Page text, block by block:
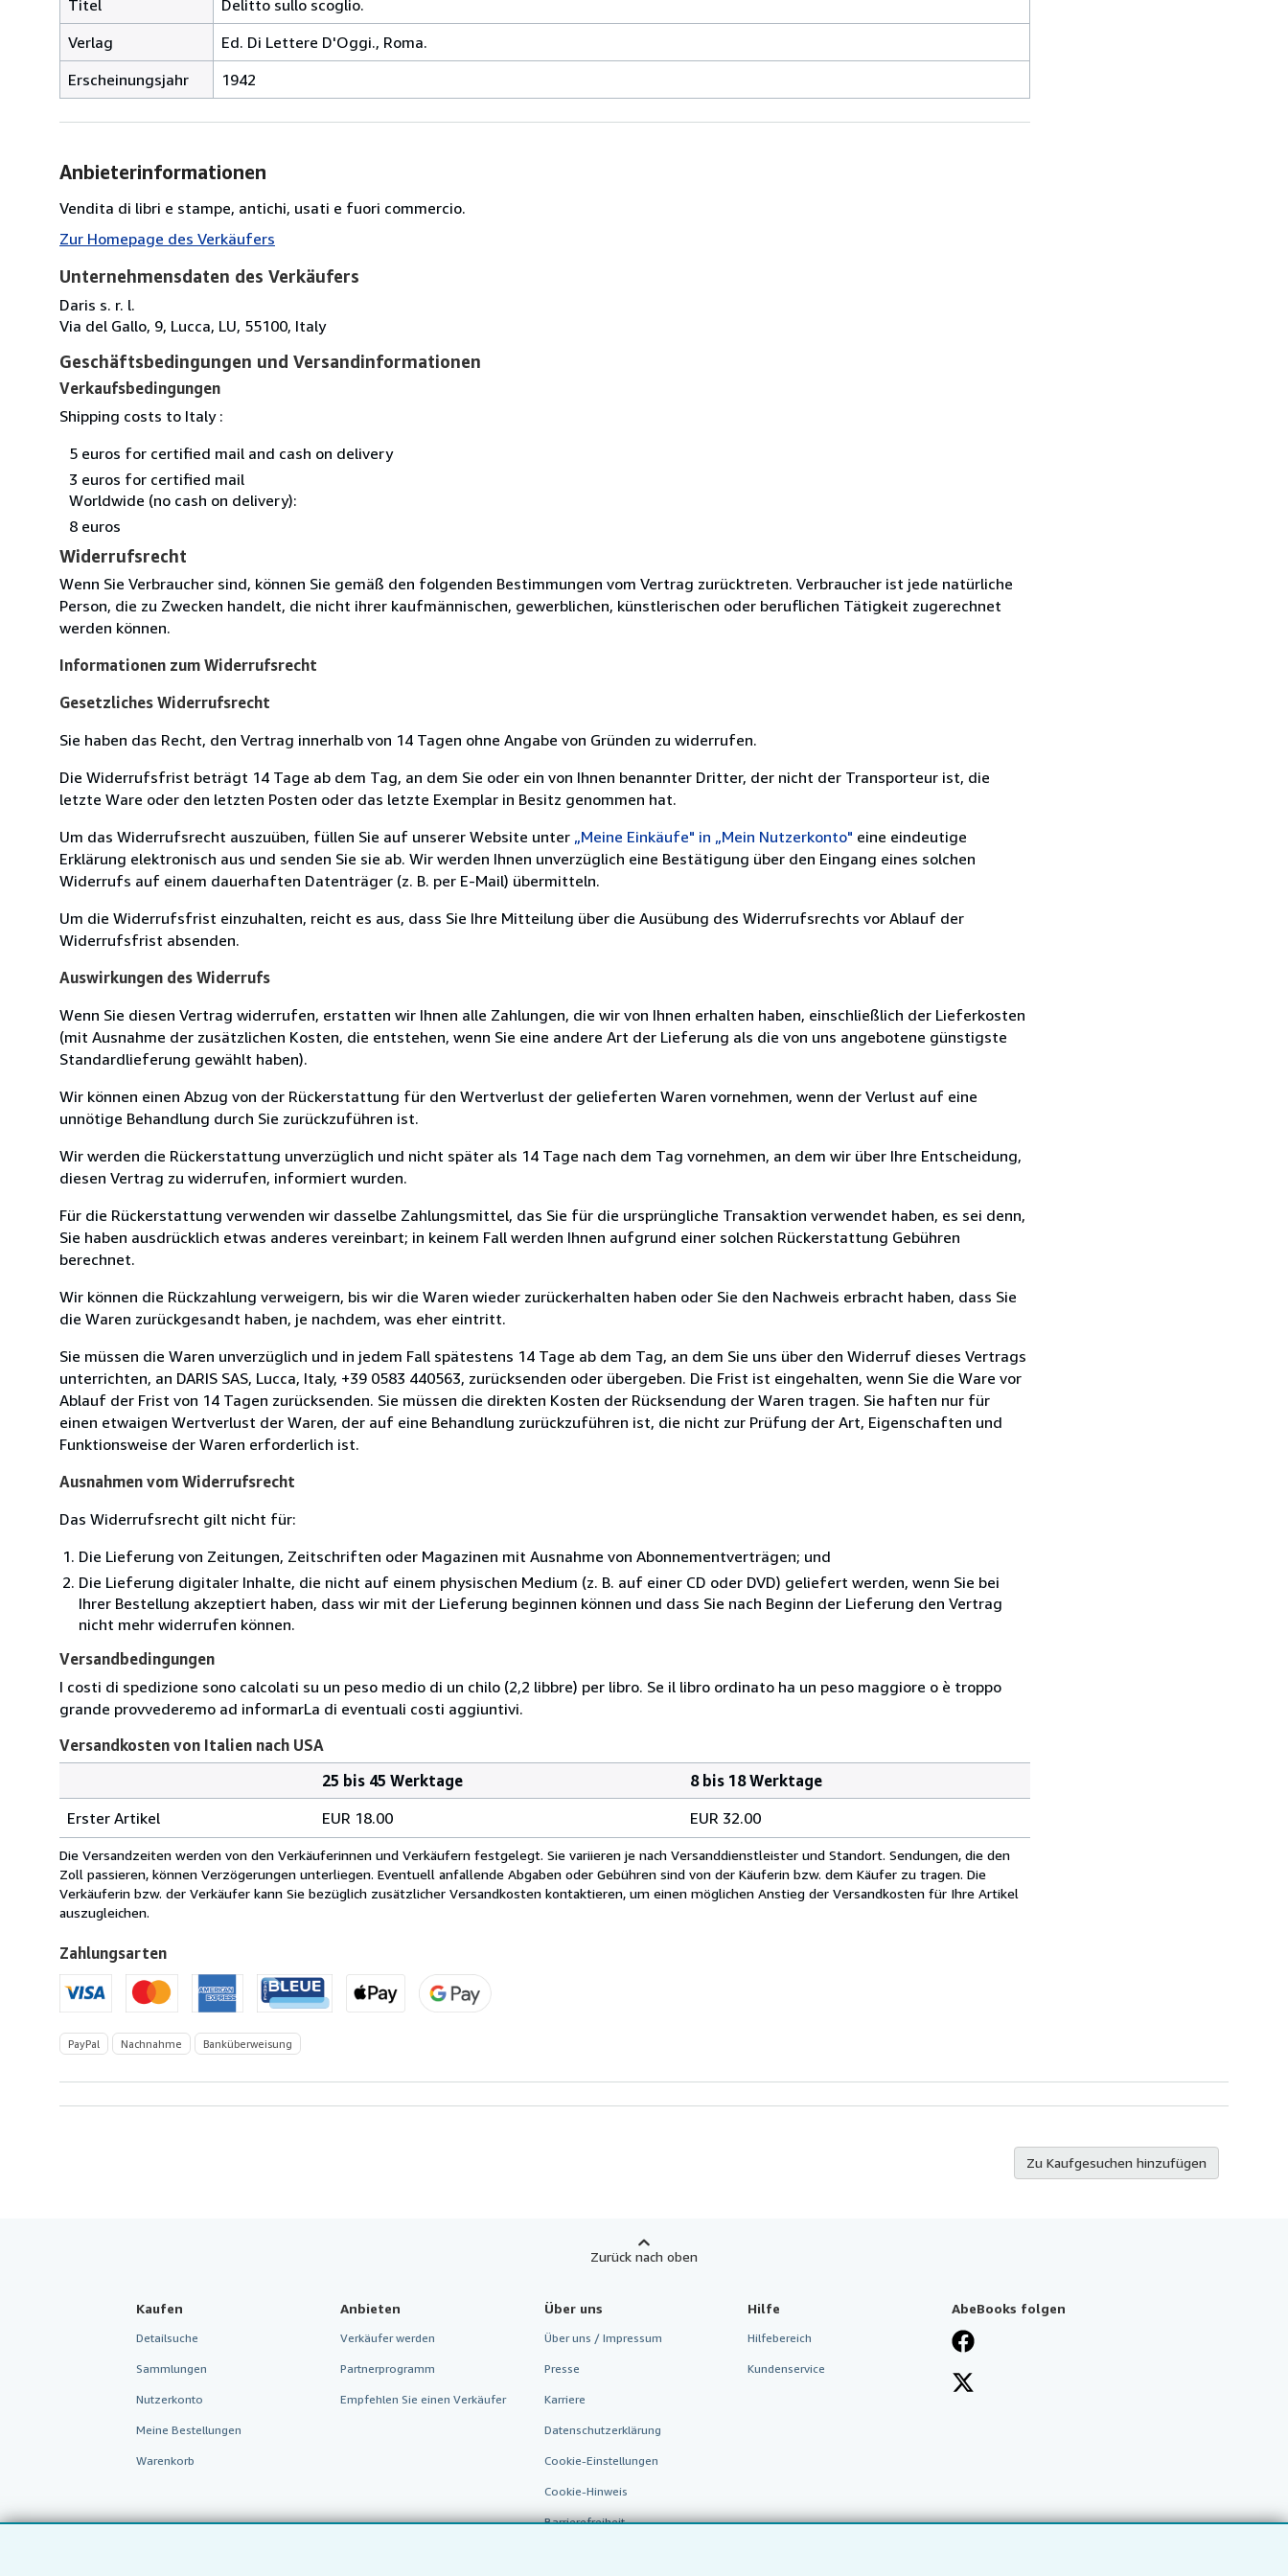
Titel
Delitto sullo scoglio.
Verlag
Ed. Di Lettere D'Oggi., Roma.
Erscheinungsjahr
1942
Anbieterinformationen
Vendita di libri e stampe, antichi, usati e fuori commercio.
Zur Homepage des Verkäufers
Unternehmensdaten des Verkäufers
Daris s. r. l.
Via del Gallo, 9, Lucca, LU, 55100, Italy
Geschäftsbedingungen und Versandinformationen
Verkaufsbedingungen
Shipping costs to Italy :
5 euros for certified mail and cash on delivery
3 euros for certified mail
Worldwide (no cash on delivery):
8 euros
Widerrufsrecht
Wenn Sie Verbraucher sind, können Sie gemäß den folgenden Bestimmungen vom Vertrag zurücktreten. Verbraucher ist jede natürliche
Person, die zu Zwecken handelt, die nicht ihrer kaufmännischen, gewerblichen, künstlerischen oder beruflichen Tätigkeit zugerechnet
werden können.
Informationen zum Widerrufsrecht
Gesetzliches Widerrufsrecht
Sie haben das Recht, den Vertrag innerhalb von 14 Tagen ohne Angabe von Gründen zu widerrufen.
Die Widerrufsfrist beträgt 14 Tage ab dem Tag, an dem Sie oder ein von Ihnen benannter Dritter, der nicht der Transporteur ist, die
letzte Ware oder den letzten Posten oder das letzte Exemplar in Besitz genommen hat.
Um das Widerrufsrecht auszuüben, füllen Sie auf unserer Website unter „Meine Einkäufe" in „Mein Nutzerkonto" eine eindeutige
Erklärung elektronisch aus und senden Sie sie ab. Wir werden Ihnen unverzüglich eine Bestätigung über den Eingang eines solchen
Widerrufs auf einem dauerhaften Datenträger (z. B. per E-Mail) übermitteln.
Um die Widerrufsfrist einzuhalten, reicht es aus, dass Sie Ihre Mitteilung über die Ausübung des Widerrufsrechts vor Ablauf der
Widerrufsfrist absenden.
Auswirkungen des Widerrufs
Wenn Sie diesen Vertrag widerrufen, erstatten wir Ihnen alle Zahlungen, die wir von Ihnen erhalten haben, einschließlich der Lieferkosten
(mit Ausnahme der zusätzlichen Kosten, die entstehen, wenn Sie eine andere Art der Lieferung als die von uns angebotene günstigste
Standardlieferung gewählt haben).
Wir können einen Abzug von der Rückerstattung für den Wertverlust der gelieferten Waren vornehmen, wenn der Verlust auf eine
unnötige Behandlung durch Sie zurückzuführen ist.
Wir werden die Rückerstattung unverzüglich und nicht später als 14 Tage nach dem Tag vornehmen, an dem wir über Ihre Entscheidung,
diesen Vertrag zu widerrufen, informiert wurden.
Für die Rückerstattung verwenden wir dasselbe Zahlungsmittel, das Sie für die ursprüngliche Transaktion verwendet haben, es sei denn,
Sie haben ausdrücklich etwas anderes vereinbart; in keinem Fall werden Ihnen aufgrund einer solchen Rückerstattung Gebühren
berechnet.
Wir können die Rückzahlung verweigern, bis wir die Waren wieder zurückerhalten haben oder Sie den Nachweis erbracht haben, dass Sie
die Waren zurückgesandt haben, je nachdem, was eher eintritt.
Sie müssen die Waren unverzüglich und in jedem Fall spätestens 14 Tage ab dem Tag, an dem Sie uns über den Widerruf dieses Vertrags
unterrichten, an DARIS SAS, Lucca, Italy, +39 0583 440563, zurücksenden oder übergeben. Die Frist ist eingehalten, wenn Sie die Ware vor
Ablauf der Frist von 14 Tagen zurücksenden. Sie müssen die direkten Kosten der Rücksendung der Waren tragen. Sie haften nur für
einen etwaigen Wertverlust der Waren, der auf eine Behandlung zurückzuführen ist, die nicht zur Prüfung der Art, Eigenschaften und
Funktionsweise der Waren erforderlich ist.
Ausnahmen vom Widerrufsrecht
Das Widerrufsrecht gilt nicht für:
Die Lieferung von Zeitungen, Zeitschriften oder Magazinen mit Ausnahme von Abonnementverträgen; und
Die Lieferung digitaler Inhalte, die nicht auf einem physischen Medium (z. B. auf einer CD oder DVD) geliefert werden, wenn Sie bei
Ihrer Bestellung akzeptiert haben, dass wir mit der Lieferung beginnen können und dass Sie nach Beginn der Lieferung den Vertrag
nicht mehr widerrufen können.
Versandbedingungen
I costi di spedizione sono calcolati su un peso medio di un chilo (2,2 libbre) per libro. Se il libro ordinato ha un peso maggiore o è troppo
grande provvederemo ad informarLa di eventuali costi aggiuntivi.
Versandkosten von Italien nach USA
von
Italien
nach
USA
25 bis 45 Werktage
8 bis 18 Werktage
Erster Artikel
EUR 18.00 EUR 32.00
Die Versandzeiten werden von den Verkäuferinnen und Verkäufern festgelegt. Sie variieren je nach Versanddienstleister und Standort. Sendungen, die den
Zoll passieren, können Verzögerungen unterliegen. Eventuell anfallende Abgaben oder Gebühren sind von der Käuferin bzw. dem Käufer zu tragen. Die
Verkäuferin bzw. der Verkäufer kann Sie bezüglich zusätzlicher Versandkosten kontaktieren, um einen möglichen Anstieg der Versandkosten für Ihre Artikel
auszugleichen.
Zahlungsarten
PayPal Nachnahme Banküberweisung
Zu Kaufgesuchen hinzufügen
Zurück nach oben
Kaufen
Detailsuche
Sammlungen
Nutzerkonto
Meine Bestellungen
Warenkorb
Anbieten
Verkäufer werden
Partnerprogramm
Empfehlen Sie einen Verkäufer
Über uns
Über uns / Impressum
Presse
Karriere
Datenschutzerklärung
Cookie-Einstellungen
Cookie-Hinweis
Barrierefreiheit
Hilfe
Hilfebereich
Kundenservice
AbeBooks folgen